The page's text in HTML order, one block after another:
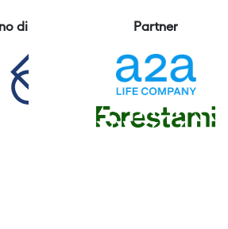
di Partner